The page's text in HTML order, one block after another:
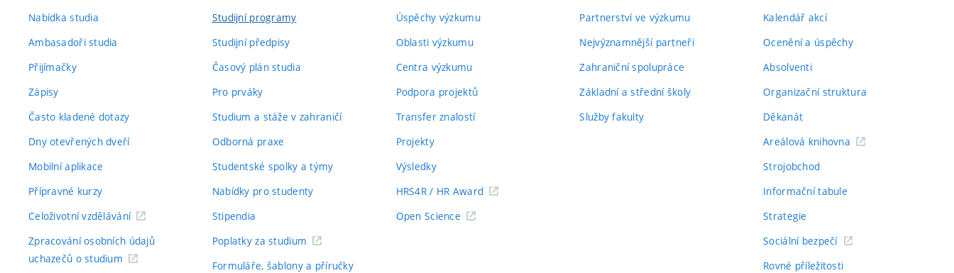
Nabídka studia
Ambasadoři studia
Přijímačky
Zápisy
Často kladené dotazy
Dny otevřených dveří
Mobilní aplikace
Přípravné kurzy
Celoživotní vzdělávání
Zpracování osobních údajů
uchazečů o studium
Studijní programy
Studijní předpisy
Časový plán studia
Pro prváky
Studium a stáže v zahraničí
Odborná praxe
Studentské spolky a týmy
Nabídky pro studenty
Stipendia
Poplatky za studium
Formuláře, šablony a příručky
Úspěchy výzkumu
Oblasti výzkumu
Centra výzkumu
Podpora projektů
Transfer znalostí
Projekty
Výsledky
HRS4R / HR Award
Open Science
Partnerství ve výzkumu
Nejvýznamnější partneři
Zahraniční spolupráce
Základní a střední školy
Služby fakulty
Kalendář akcí
Ocenění a úspěchy
Absolventi
Organizační struktura
Děkanát
Areálová knihovna
Strojobchod
Informační tabule
Strategie
Sociální bezpečí
Rovné příležitosti